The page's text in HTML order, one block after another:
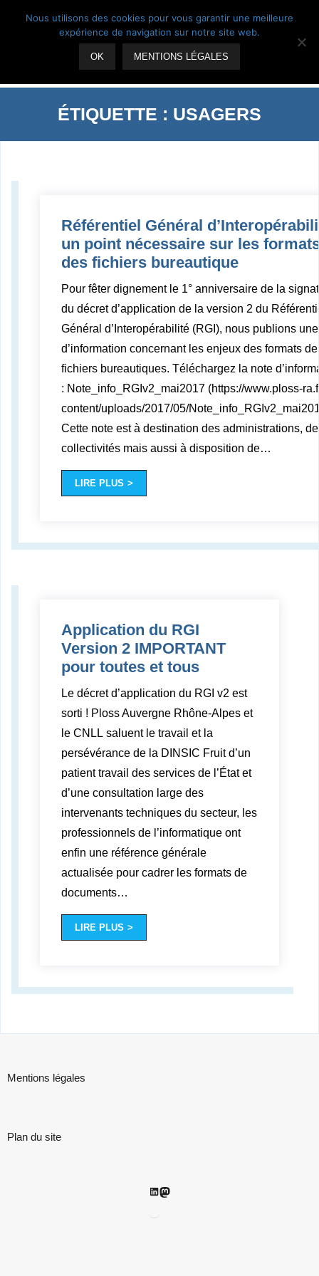
Suivez-nous
ÉTIQUETTE : USAGERS
Référentiel Général
un point nécessaire sur les
des fichiers bureautique
Pour fêter dignement le 1° anniversaire de la
du décret d’application de la version 2 du
Général d’Interopérabilité (RGI), nous publions
d’information concernant les enjeux des formats
fichiers bureautiques. Téléchargez la note
: Note_info_RGIv2_mai2017 (https://www.ploss-
content/uploads/2017/05/
Cette note est à destination des administrations,
collectivités mais aussi à disposition de…
LIRE PLUS
Application du RGI
Version 2 IMPORTANT
pour toutes et tous
Le décret d’application du RGI v2 est
sorti ! Ploss Auvergne Rhône-Alpes et
le CNLL saluent le travail et la
persévérance de la DINSIC Fruit d’un
patient travail des services de l’État et
d’une consultation large des
intervenants techniques du secteur, les
professionnels de l’informatique ont
enfin une référence générale
actualisée pour cadrer les formats de
documents…
LIRE PLUS
Mentions légales
Plan du site
LinkedIn
Mastodon
Nous utilisons des cookies pour vous garantir une meilleure
expérience de navigation sur notre site web.
OK MENTIONS LÉGALES